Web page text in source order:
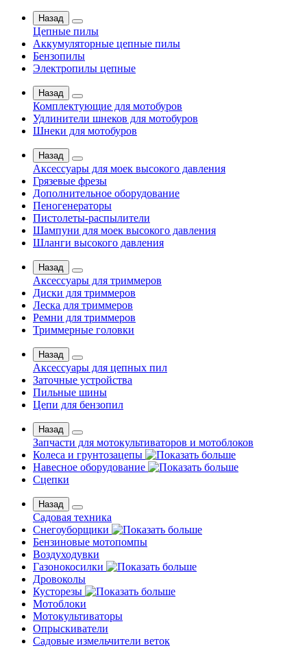
Назад
Цепные пилы
Аккумуляторные цепные пилы
Бензопилы
Электропилы цепные
Назад
Комплектующие для мотобуров
Удлинители шнеков для мотобуров
Шнеки для мотобуров
Назад
Аксессуары для моек высокого давления
Грязевые фрезы
Дополнительное оборудование
Пеногенераторы
Пистолеты-распылители
Шампуни для моек высокого давления
Шланги высокого давления
Назад
Аксессуары для триммеров
Диски для триммеров
Леска для триммеров
Ремни для триммеров
Триммерные головки
Назад
Аксессуары для цепных пил
Заточные устройства
Пильные шины
Цепи для бензопил
Назад
Запчасти для мотокультиваторов и мотоблоков
Колеса и грунтозацепы
Навесное оборудование
Сцепки
Назад
Садовая техника
Снегоуборщики
Бензиновые мотопомпы
Воздуходувки
Газонокосилки
Дровоколы
Кусторезы
Мотоблоки
Мотокультиваторы
Опрыскиватели
Садовые измельчители веток